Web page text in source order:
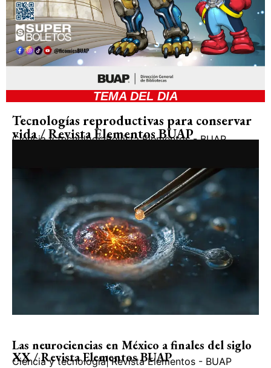
TEMA DEL DIA
Tecnologías reproductivas para conservar
vida / Revista Elementos BUAP
Ciencia y tecnologíaRevista Elementos - BUAP
Las neurociencias en México a finales del siglo
XX / Revista Elementos BUAP
Ciencia y tecnología| Revista Elementos - BUAP